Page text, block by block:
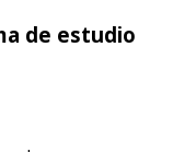
de estudio